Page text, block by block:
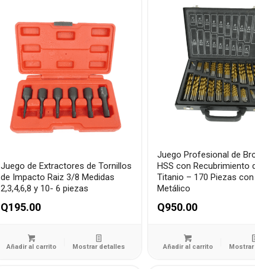
Juego de Extractores de Tornillos
de Impacto Raiz 3/8 Medidas
2,3,4,6,8 y 10- 6 piezas
Q195.00
Añadir al carrito Mostrar detalles
Juego Profesional de
HSS con Recubrimiento
Titanio – 170 Piezas
Metálico
Q950.00
Añadir al carrito